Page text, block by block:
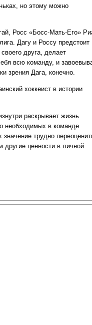
но этому можно
Росс «Босс-Мать-Его»
Дагу и Россу предстоит
друга, делает
всю команду, и
зрения Дага, конечно.
хоккеист в истории
раскрывает жизнь
необходимых в команде
трудно
другие ценности в личной